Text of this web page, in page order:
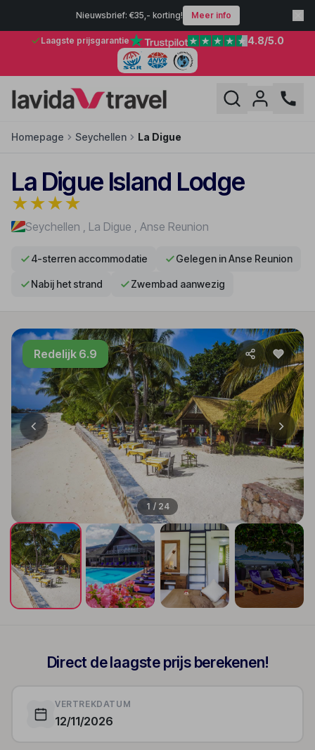
Nieuwsbrief: €35,- korting! Meer info
Laagste prijsgarantie 4.8/5.0
Homepage Seychellen La Digue
La Digue Island Lodge
★★★★
Seychellen , La Digue , Anse Reunion
4-sterren accommodatie Gelegen in Anse Reunion
Nabij het strand Zwembad aanwezig
Redelijk 6.9
1 / 24
Direct de laagste prijs berekenen!
VERTREKDATUM
12/11/2026